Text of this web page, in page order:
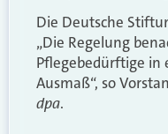
Die Deutsche
„Die Regelung
Pflegebedürftige in
Ausmaß“, so
dpa.